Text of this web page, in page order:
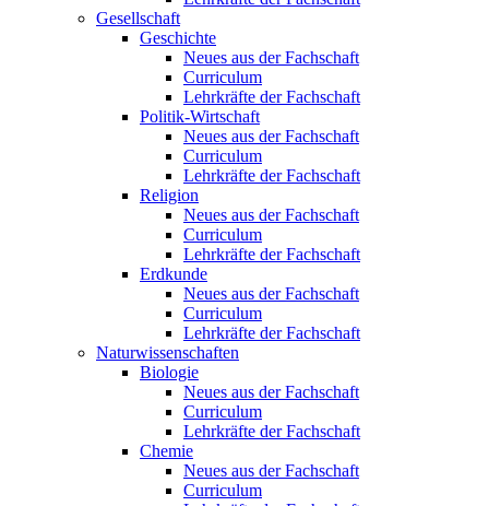
Gesellschaft
Geschichte
Neues aus der Fachschaft
Curriculum
Lehrkräfte der Fachschaft
Politik-Wirtschaft
Neues aus der Fachschaft
Curriculum
Lehrkräfte der Fachschaft
Religion
Neues aus der Fachschaft
Curriculum
Lehrkräfte der Fachschaft
Erdkunde
Neues aus der Fachschaft
Curriculum
Lehrkräfte der Fachschaft
Naturwissenschaften
Biologie
Neues aus der Fachschaft
Curriculum
Lehrkräfte der Fachschaft
Chemie
Neues aus der Fachschaft
Curriculum